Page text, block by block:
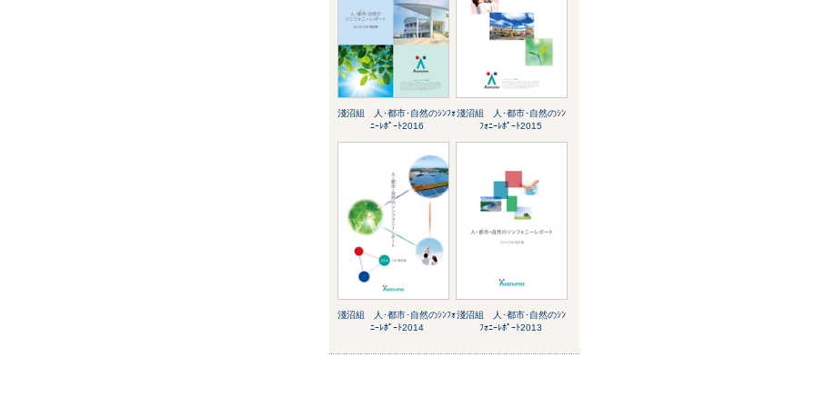
淺沼組 人･都市･自然のｼﾝﾌｫ
ﾆｰﾚﾎﾟｰﾄ2016
淺沼組 人･都市･自然のｼﾝ
ﾌｫﾆｰﾚﾎﾟｰﾄ2015
淺沼組 人･都市･自然のｼﾝﾌｫ
ﾆｰﾚﾎﾟｰﾄ2014
淺沼組 人･都市･自然のｼﾝ
ﾌｫﾆｰﾚﾎﾟｰﾄ2013